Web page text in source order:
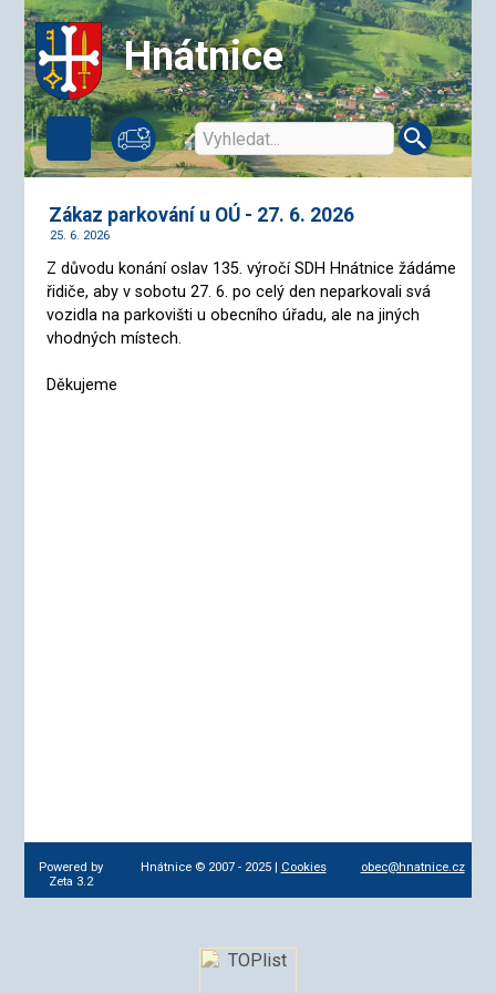
Hnátnice
Zákaz parkování u OÚ - 27. 6. 2026
25. 6. 2026
Z důvodu konání oslav 135. výročí SDH Hnátnice žádáme
řidiče, aby v sobotu 27. 6. po celý den neparkovali svá
vozidla na parkovišti u obecního úřadu, ale na jiných
vhodných místech.
Děkujeme
Powered by
Zeta 3.2
Hnátnice © 2007 - 2025 | Cookies obec@hnatnice.cz